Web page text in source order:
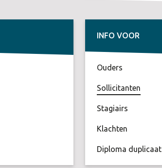
INFO VOOR
Ouders
Sollicitanten
Stagiairs
Klachten
Diploma duplicaat